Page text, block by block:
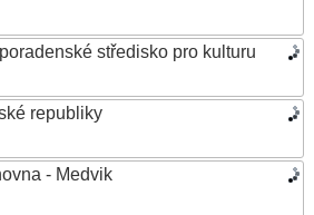
středisko pro kulturu
republiky
- Medvik